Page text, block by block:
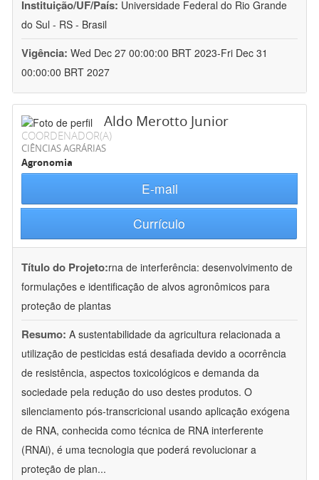
Instituição/UF/País: Universidade Federal do Rio Grande
do Sul - RS - Brasil
Vigência: Wed Dec 27 00:00:00 BRT 2023-Fri Dec 31
00:00:00 BRT 2027
Aldo Merotto Junior
COORDENADOR(A)
CIÊNCIAS AGRÁRIAS
Agronomia
E-mail
Currículo
Título do Projeto:rna de interferência: desenvolvimento de
formulações e identificação de alvos agronômicos para
proteção de plantas
Resumo: A sustentabilidade da agricultura relacionada a
utilização de pesticidas está desafiada devido a ocorrência
de resistência, aspectos toxicológicos e demanda da
sociedade pela redução do uso destes produtos. O
silenciamento pós-transcricional usando aplicação exógena
de RNA, conhecida como técnica de RNA interferente
(RNAi), é uma tecnologia que poderá revolucionar a
proteção de plan...